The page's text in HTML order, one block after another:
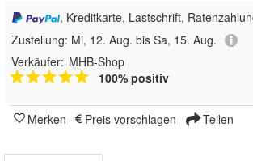
, Kreditkarte, Lastschrift,
Zustellung: Mi, 12. Aug. bis Sa, 15. Aug.
Verkäufer: MHB-Shop
100% positiv
Merken Preis vorschlagen Teilen